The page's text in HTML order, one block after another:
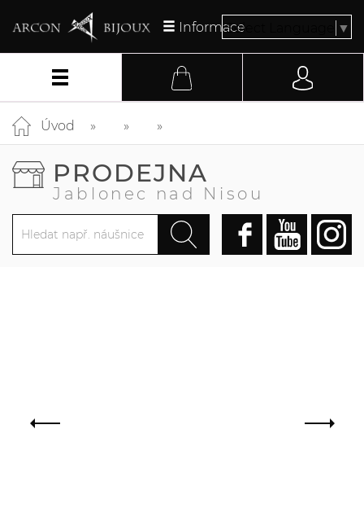
InformaceSelect Language ▼
Úvod
PRODEJNA
Jablonec nad Nisou